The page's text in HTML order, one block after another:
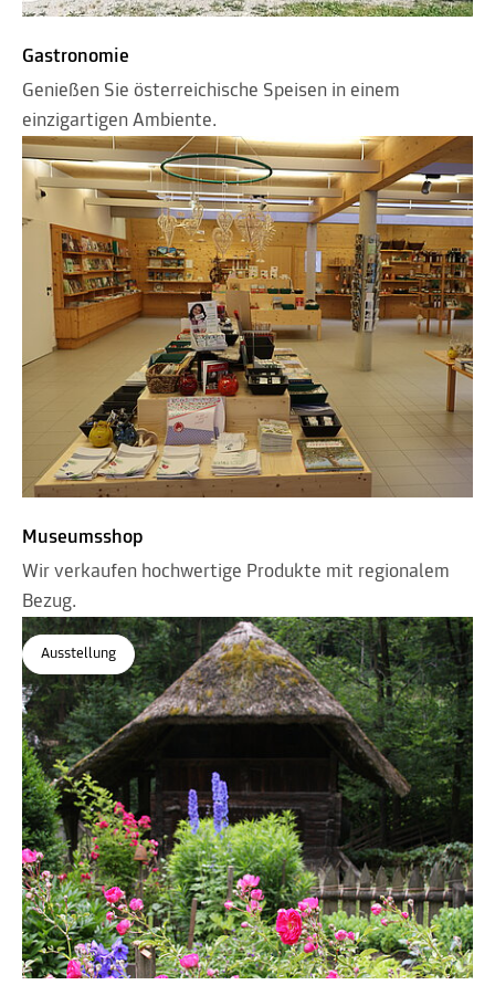
Gastronomie
Genießen Sie österreichische Speisen in einem
einzigartigen Ambiente.
Museumsshop
Wir verkaufen hochwertige Produkte mit regionalem
Bezug.
Ausstellung